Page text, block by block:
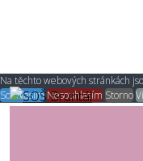
Na těchto webových stránkách
Souhlasím Nesouhlasím Storno